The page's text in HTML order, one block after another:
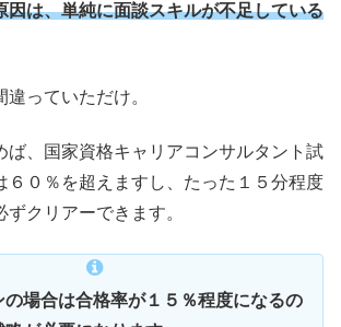
因は、単純に面談スキルが不足している
っていただけ。
ば、国家資格キャリアコンサルタント試
６０％を超えますし、たった１５分程度
クリアーできます。
の場合は合格率が１５％程度になるの